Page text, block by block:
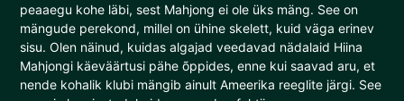
peaaegu kohe läbi, sest Mahjong ei ole üks mäng. See on
mängude perekond, millel on ühine skelett, kuid väga erinev
sisu. Olen näinud, kuidas algajad veedavad nädalaid Hiina
Mahjongi käeväärtusi pähe õppides, enne kui saavad aru, et
nende kohalik klubi mängib ainult Ameerika reeglite järgi. See